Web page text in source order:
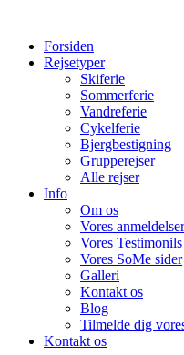
Forsiden
Rejsetyper
Skiferie
Sommerferie
Vandreferie
Cykelferie
Bjergbestigning
Grupperejser
Alle rejser
Info
Om os
Vores anmeldelser
Vores
Vores SoMe sider
Galleri
Kontakt os
Blog
Tilmelde dig
Kontakt os